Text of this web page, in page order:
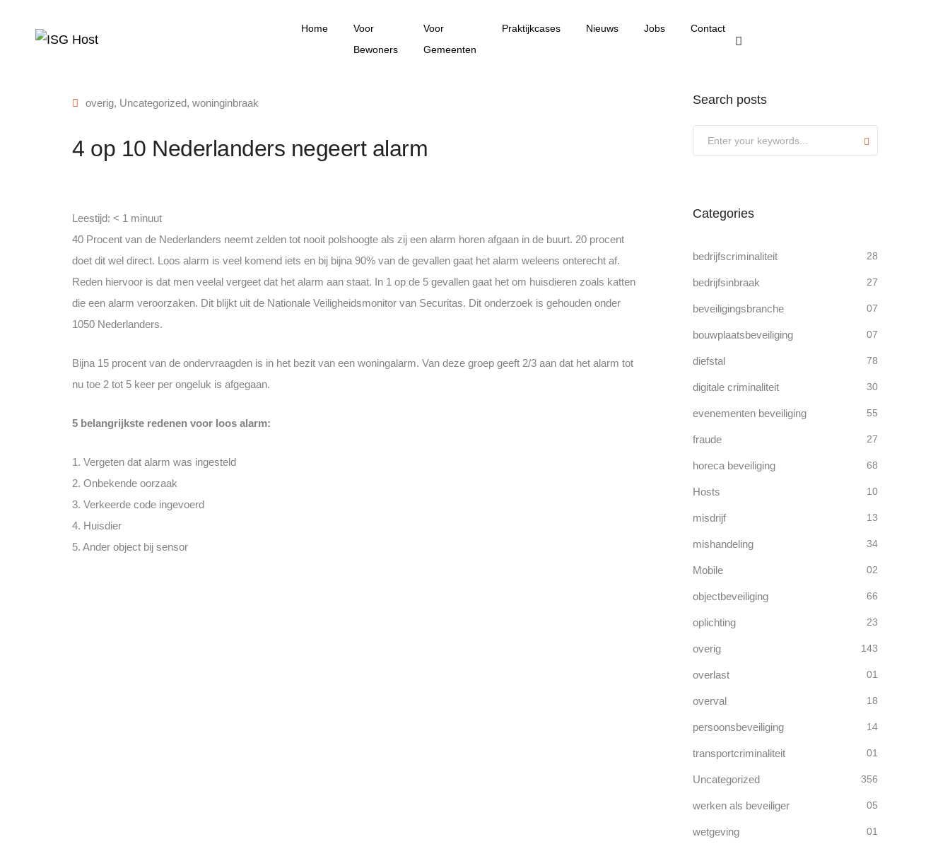
Home
Voor
Bewoners
Voor
Gemeenten
Praktijkcases Nieuws Jobs Contact
overig, Uncategorized, woninginbraak
4 op 10 Nederlanders negeert alarm
Leestijd: < 1 minuut
40 Procent van de Nederlanders neemt zelden tot nooit polshoogte als zij een alarm horen afgaan in de buurt. 20 procent
doet dit wel direct. Loos alarm is veel komend iets en bij bijna 90% van de gevallen gaat het alarm weleens onterecht af.
Reden hiervoor is dat men veelal vergeet dat het alarm aan staat. In 1 op de 5 gevallen gaat het om huisdieren zoals katten
die een alarm veroorzaken. Dit blijkt uit de Nationale Veiligheidsmonitor van Securitas. Dit onderzoek is gehouden onder
1050 Nederlanders.
Bijna 15 procent van de ondervraagden is in het bezit van een woningalarm. Van deze groep geeft 2/3 aan dat het alarm tot
nu toe 2 tot 5 keer per ongeluk is afgegaan.
5 belangrijkste redenen voor loos alarm:
1. Vergeten dat alarm was ingesteld
2. Onbekende oorzaak
3. Verkeerde code ingevoerd
4. Huisdier
5. Ander object bij sensor
Search posts
Categories
bedrijfscriminaliteit 28
bedrijfsinbraak 27
beveiligingsbranche 07
bouwplaatsbeveiliging 07
diefstal 78
digitale criminaliteit 30
evenementen beveiliging 55
fraude 27
horeca beveiliging 68
Hosts 10
misdrijf 13
mishandeling 34
Mobile 02
objectbeveiliging 66
oplichting 23
overig 143
overlast 01
overval 18
persoonsbeveiliging 14
transportcriminaliteit 01
Uncategorized 356
werken als beveiliger 05
wetgeving 01